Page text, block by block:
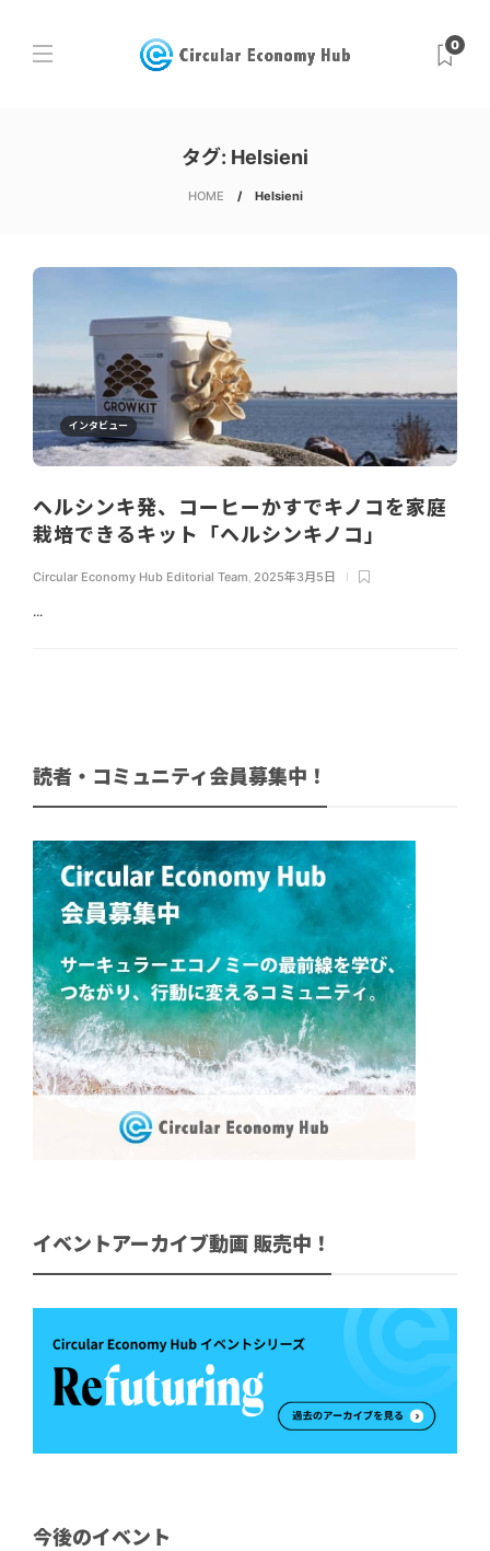
0
タグ: Helsieni
HOME Helsieni
インタビュー
ヘルシンキ発、コーヒーかすでキノコを家庭
栽培できるキット「ヘルシンキノコ」
Circular Economy Hub Editorial Team 2025年3月5日
...
読者・コミュニティ会員募集中！
イベントアーカイブ動画 販売中！
今後のイベント